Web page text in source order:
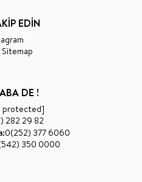
EDİN
Sitemap
DE !
protected]
282 29 82
0(252) 377 6060
350 0000